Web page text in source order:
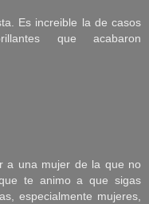
Es increible la de casos
que acabaron
a una mujer de la que no
te animo a que sigas
especialmente mujeres,